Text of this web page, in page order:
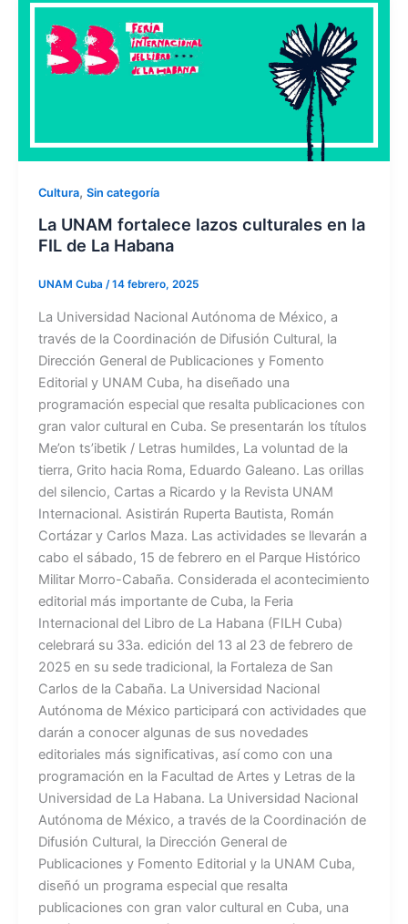
Cultura, Sin categoría
La UNAM fortalece lazos culturales en la
FIL de La Habana
UNAM Cuba /14 febrero, 2025
La Universidad Nacional Autónoma de México, a
través de la Coordinación de Difusión Cultural, la
Dirección General de Publicaciones y Fomento
Editorial y UNAM Cuba, ha diseñado una
programación especial que resalta publicaciones con
gran valor cultural en Cuba. Se presentarán los títulos
Me’on ts’ibetik / Letras humildes, La voluntad de la
tierra, Grito hacia Roma, Eduardo Galeano. Las orillas
del silencio, Cartas a Ricardo y la Revista UNAM
Internacional. Asistirán Ruperta Bautista, Román
Cortázar y Carlos Maza. Las actividades se llevarán a
cabo el sábado, 15 de febrero en el Parque Histórico
Militar Morro-Cabaña. Considerada el acontecimiento
editorial más importante de Cuba, la Feria
Internacional del Libro de La Habana (FILH Cuba)
celebrará su 33a. edición del 13 al 23 de febrero de
2025 en su sede tradicional, la Fortaleza de San
Carlos de la Cabaña. La Universidad Nacional
Autónoma de México participará con actividades que
darán a conocer algunas de sus novedades
editoriales más significativas, así como con una
programación en la Facultad de Artes y Letras de la
Universidad de La Habana. La Universidad Nacional
Autónoma de México, a través de la Coordinación de
Difusión Cultural, la Dirección General de
Publicaciones y Fomento Editorial y la UNAM Cuba,
diseñó un programa especial que resalta
publicaciones con gran valor cultural en Cuba, una